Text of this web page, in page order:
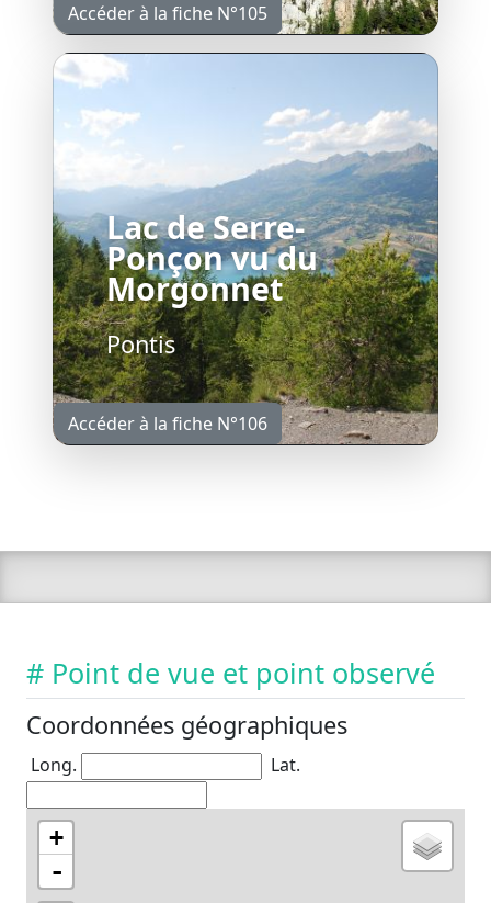
Accéder à la fiche N°105
Lac de Serre-
Ponçon vu du
Morgonnet
Pontis
Accéder à la fiche N°106
# Point de vue et point observé
Coordonnées géographiques
Long. Lat.
+
-